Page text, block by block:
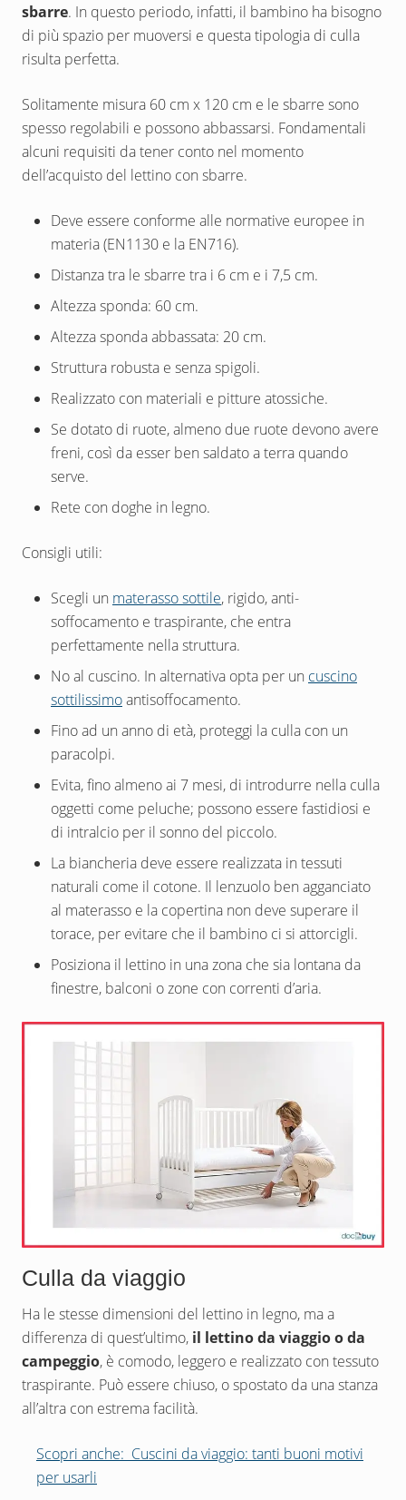
sbarre. In questo periodo, infatti, il bambino ha bisogno
di più spazio per muoversi e questa tipologia di culla
risulta perfetta.
Solitamente misura 60 cm x 120 cm e le sbarre sono
spesso regolabili e possono abbassarsi. Fondamentali
alcuni requisiti da tener conto nel momento
dell’acquisto del lettino con sbarre.
Deve essere conforme alle normative europee in
materia (EN1130 e la EN716).
Distanza tra le sbarre tra i 6 cm e i 7,5 cm.
Altezza sponda: 60 cm.
Altezza sponda abbassata: 20 cm.
Struttura robusta e senza spigoli.
Realizzato con materiali e pitture atossiche.
Se dotato di ruote, almeno due ruote devono avere
freni, così da esser ben saldato a terra quando
serve.
Rete con doghe in legno.
Consigli utili:
Scegli un materasso sottile, rigido, anti-
soffocamento e traspirante, che entra
perfettamente nella struttura.
No al cuscino. In alternativa opta per un cuscino
sottilissimoantisoffocamento.
Fino ad un anno di età, proteggi la culla con un
paracolpi.
Evita, fino almeno ai 7 mesi, di introdurre nella culla
oggetti come peluche; possono essere fastidiosi e
di intralcio per il sonno del piccolo.
La biancheria deve essere realizzata in tessuti
naturali come il cotone. Il lenzuolo ben agganciato
al materasso e la copertina non deve superare il
torace, per evitare che il bambino ci si attorcigli.
Posiziona il lettino in una zona che sia lontana da
finestre, balconi o zone con correnti d’aria.
Culla da viaggio
Ha le stesse dimensioni del lettino in legno, ma a
differenza di quest’ultimo, il lettino da viaggio o da
campeggio, è comodo, leggero e realizzato con tessuto
traspirante. Può essere chiuso, o spostato da una stanza
all’altra con estrema facilità.
Scopri anche: Cuscini da viaggio: tanti buoni motivi
per usarli